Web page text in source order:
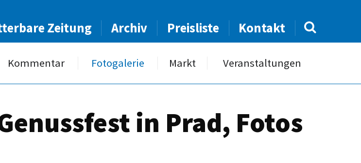
Zeitung Archiv Preisliste Kontakt
Kommentar Fotogalerie Markt Veranstaltungen
in Prad, Fotos